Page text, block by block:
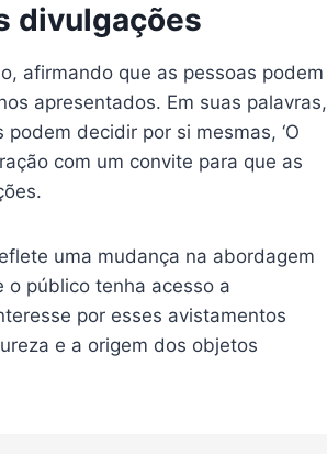
divulgações
afirmando que as pessoas podem
apresentados. Em suas palavras,
decidir por si mesmas, ‘O
com um convite para que as
uma mudança na abordagem
o público tenha acesso a
por esses avistamentos
e a origem dos objetos